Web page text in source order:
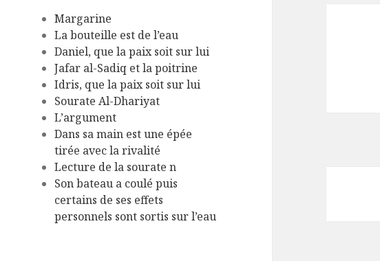
Margarine
La bouteille est de l’eau
Daniel, que la paix soit sur lui
Jafar al-Sadiq et la poitrine
Idris, que la paix soit sur lui
Sourate Al-Dhariyat
L’argument
Dans sa main est une épée
tirée avec la rivalité
Lecture de la sourate n
Son bateau a coulé puis
certains de ses effets
personnels sont sortis sur l’eau